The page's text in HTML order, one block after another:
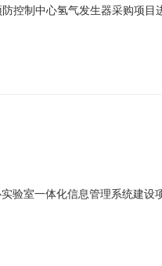
控制中心氢气发生器采购项
3.具有履行合同所必需的设
验室一体化信息管理系统建设
海童氏工程管理咨询有限公